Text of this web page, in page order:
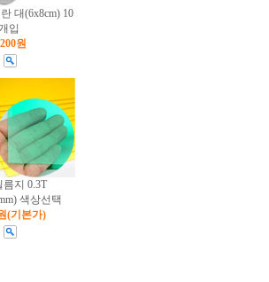
대(6x8cm) 10
입
원
름지 0.3T
색상선택
(기본가)